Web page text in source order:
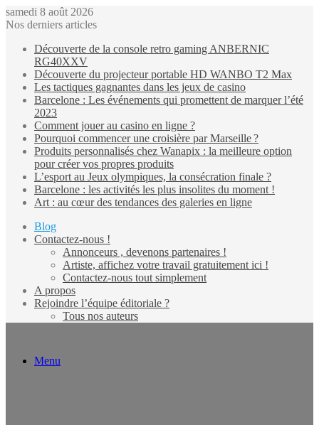
samedi 8 août 2026
Nos derniers articles
Découverte de la console retro gaming ANBERNIC
RG40XXV
Découverte du projecteur portable HD WANBO T2 Max
Les tactiques gagnantes dans les jeux de casino
Barcelone : Les événements qui promettent de marquer l’été
2023
Comment jouer au casino en ligne ?
Pourquoi commencer une croisière par Marseille ?
Produits personnalisés chez Wanapix : la meilleure option
pour créer vos propres produits
L’esport au Jeux olympiques, la consécration finale ?
Barcelone : les activités les plus insolites du moment !
Art : au cœur des tendances des galeries en ligne
Blog
Contactez-nous !
Annonceurs , devenons partenaires !
Artiste, affichez votre travail gratuitement ici !
Contactez-nous tout simplement
A propos
Rejoindre l’équipe éditoriale ?
Tous nos auteurs
Menu